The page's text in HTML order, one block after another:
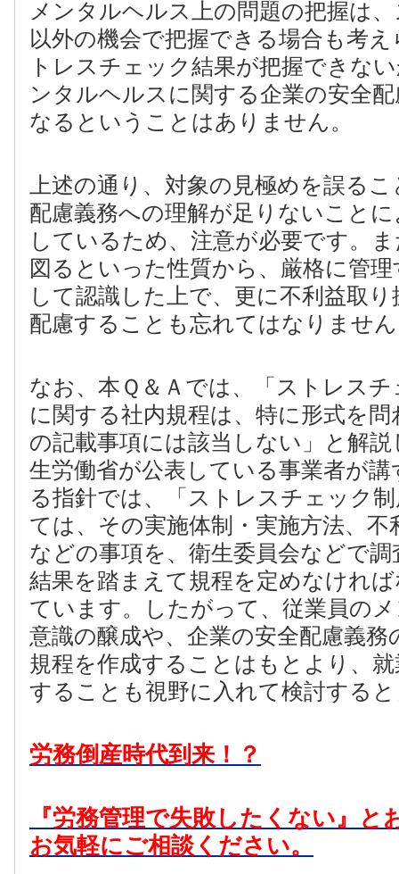
メンタルヘルス上の問題の把握は
以外の機会で把握できる場合も考
トレスチェック結果が把握できな
ンタルヘルスに関する企業の安全
なるということはありません。
上述の通り、対象の見極めを誤る
配慮義務への理解が足りないこと
しているため、注意が必要です。
図るといった性質から、厳格に管
して認識した上で、更に不利益取
配慮することも忘れてはなりませ
なお、本Ｑ＆Ａでは、「ストレス
に関する社内規程は、特に形式を
の記載事項には該当しない」と解
生労働省が公表している事業者が
る指針では、「ストレスチェック
ては、その実施体制・実施方法、不
などの事項を、衛生委員会などで
結果を踏まえて規程を定めなけれ
ています。したがって、従業員の
意識の醸成や、企業の安全配慮義務
規程を作成することはもとより、
することも視野に入れて検討する
労務倒産時代到来！？
『労務管理で失敗したくない』と
お気軽にご相談ください。